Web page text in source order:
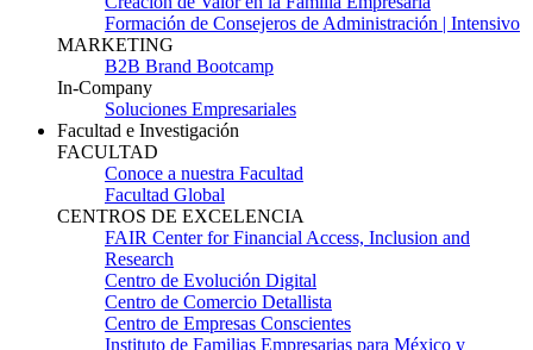
Formación de Consejeros de Administración | Intensivo
MARKETING
B2B Brand Bootcamp
In-Company
Soluciones Empresariales
Facultad e Investigación
FACULTAD
Conoce a nuestra Facultad
Facultad Global
CENTROS DE EXCELENCIA
FAIR Center for Financial Access, Inclusion and
Research
Centro de Evolución Digital
Centro de Comercio Detallista
Centro de Empresas Conscientes
Instituto de Familias Empresarias para México y